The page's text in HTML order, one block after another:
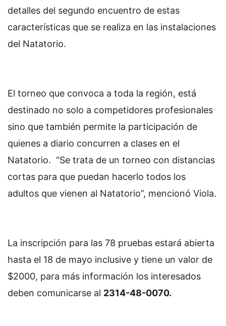
detalles del segundo encuentro de estas
características que se realiza en las instalaciones
del Natatorio.
El torneo que convoca a toda la región, está
destinado no solo a competidores profesionales
sino que también permite la participación de
quienes a diario concurren a clases en el
Natatorio. “Se trata de un torneo con distancias
cortas para que puedan hacerlo todos los
adultos que vienen al Natatorio”, mencionó Viola.
La inscripción para las 78 pruebas estará abierta
hasta el 18 de mayo inclusive y tiene un valor de
$2000, para más información los interesados
deben comunicarse al 2314-48-0070.